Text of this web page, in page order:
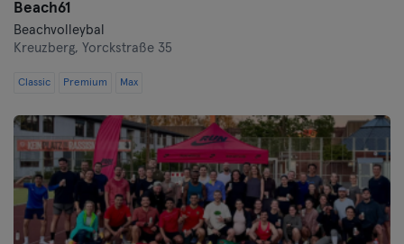
Beach61
Beachvolleybal
Kreuzberg, Yorckstraße 35
Classic Premium Max